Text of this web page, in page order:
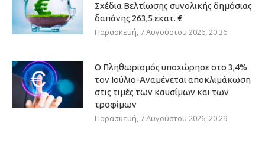
Σχέδια Βελτίωσης συνολικής δημόσιας
δαπάνης 263,5 εκατ. €
Παρασκευή, 7 Αυγούστου 2026, 20:36
Ο Πληθωρισμός υποχώρησε στο 3,4%
τον Ιούλιο-Αναμένεται αποκλιμάκωση
στις τιμές των καυσίμων και των
τροφίμων
Παρασκευή, 7 Αυγούστου 2026, 20:29